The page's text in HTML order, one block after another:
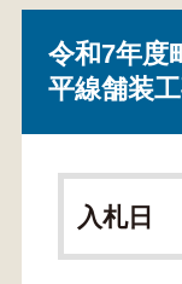
令和7年度
平線舗装
入札日